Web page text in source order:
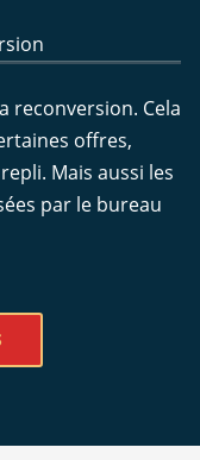
reconversion. Cela
offres,
Mais aussi les
par le bureau